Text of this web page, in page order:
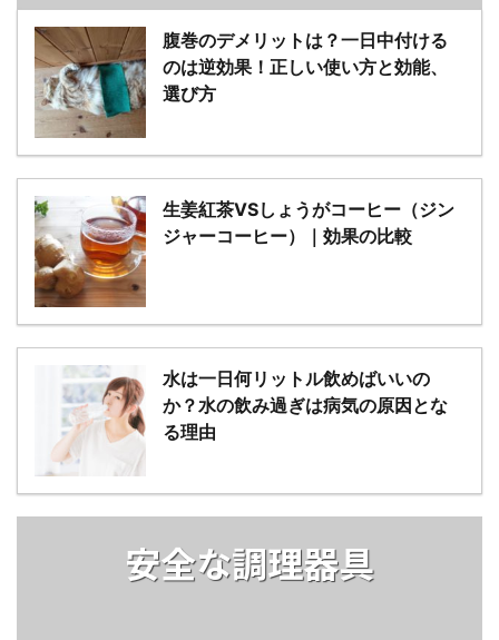
腹巻のデメリットは？一日中付ける
のは逆効果！正しい使い方と効能、
選び方
生姜紅茶VSしょうがコーヒー（ジン
ジャーコーヒー）｜効果の比較
水は一日何リットル飲めばいいの
か？水の飲み過ぎは病気の原因とな
る理由
安全な調理器具